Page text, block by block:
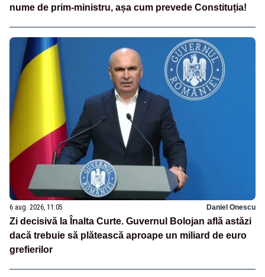
nume de prim-ministru, așa cum prevede Constituția!
6 aug. 2026, 11:05 Daniel Onescu
Zi decisivă la Înalta Curte. Guvernul Bolojan află astăzi
dacă trebuie să plătească aproape un miliard de euro
grefierilor